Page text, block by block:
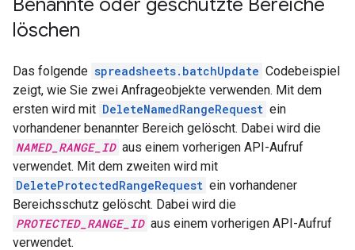
Benannte oder geschützte Bereiche
löschen
Das folgende spreadsheets.batchUpdate Codebeispiel
zeigt, wie Sie zwei Anfrageobjekte verwenden. Mit dem
ersten wird mit DeleteNamedRangeRequest ein
vorhandener benannter Bereich gelöscht. Dabei wird die
NAMED_RANGE_ID aus einem vorherigen API-Aufruf
verwendet. Mit dem zweiten wird mit
DeleteProtectedRangeRequest ein vorhandener
Bereichsschutz gelöscht. Dabei wird die
PROTECTED_RANGE_ID aus einem vorherigen API-Aufruf
verwendet.